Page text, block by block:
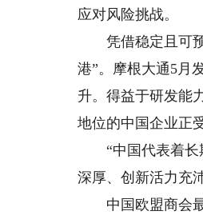
应对风险挑战。
凭借稳定且可预
港”。摩根大通5月
升。得益于研发能
地位的中国企业正
“中国代表着长期
深厚、创新活力充
中国欧盟商会最